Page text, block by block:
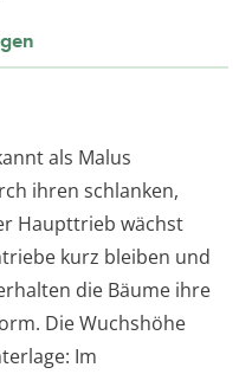
als Malus
ihren schlanken,
Haupttrieb wächst
kurz bleiben und
die Bäume ihre
Die Wuchshöhe
Im